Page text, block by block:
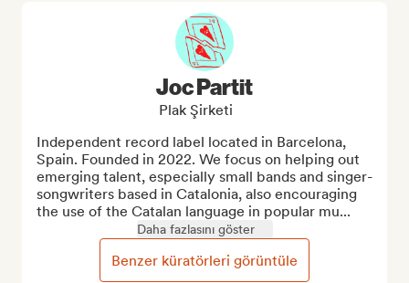
Joc Partit
Plak Şirketi
Independent record label located in Barcelona,
Spain. Founded in 2022. We focus on helping out
emerging talent, especially small bands and singer-
songwriters based in Catalonia, also encouraging
the use of the Catalan language in popular mu...
Daha fazlasını göster
Benzer küratörleri görüntüle